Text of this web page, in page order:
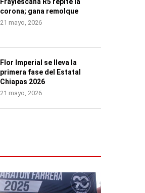
corona; gana remolque
21 mayo, 2026
Flor Imperial se lleva la
primera fase del Estatal
Chiapas 2026
21 mayo, 2026